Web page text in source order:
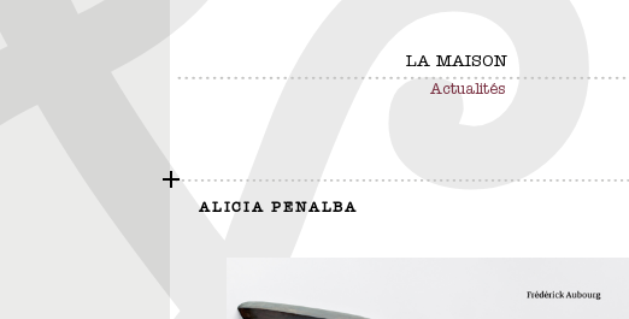
LA MAISON
Actualités
ALICIA PENALBA